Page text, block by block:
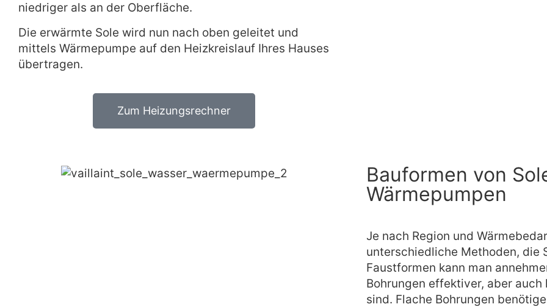
niedriger als an der Oberfläche.
Die erwärmte Sole wird nun nach oben geleitet und
mittels Wärmepumpe auf den Heizkreislauf Ihres Hauses
übertragen.
Zum Heizungsrechner
Bauformen von
Wärmepumpen
Je nach Region und
unterschiedliche Methoden, die
Faustformen kann man
Bohrungen effektiver, aber
sind. Flache Bohrungen